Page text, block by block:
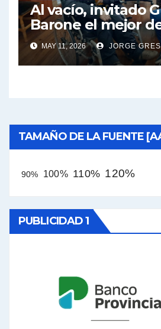
Al vacío, invitado
Barone el mejor
el Bucle en vivo 11
17:30 horario
por el.
MAY 11, 2026 JORGE GRES
TAMAÑO DE LA FUENTE
90% 100% 110% 120%
PUBLICIDAD 1